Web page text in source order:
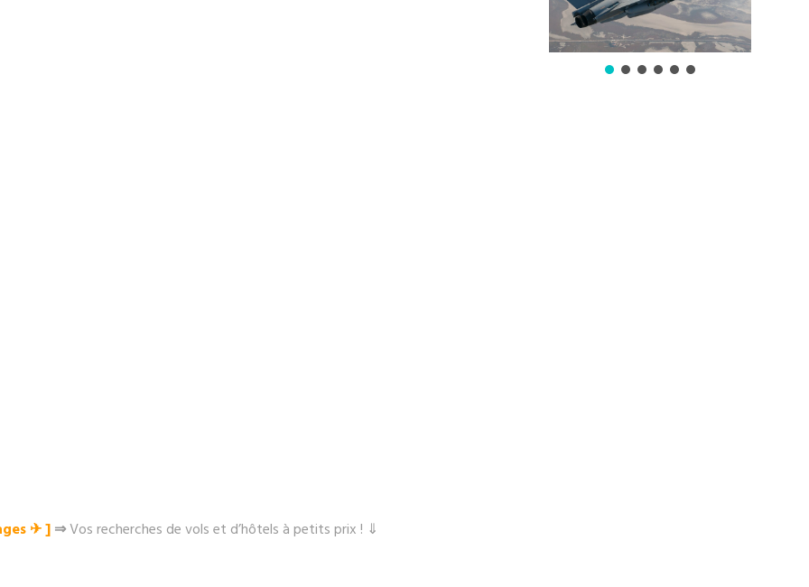
✈︎ ]⇒Vos recherches de vols et d’hôtels à petits prix ! ⇓